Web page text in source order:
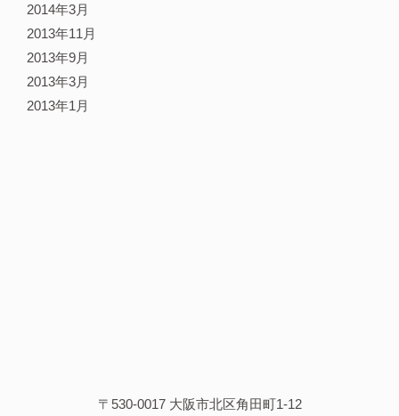
2014年3月
2013年11月
2013年9月
2013年3月
2013年1月
〒530-0017 大阪市北区角田町1-12